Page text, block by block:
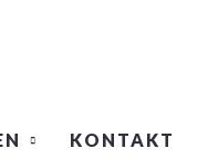
KONTAKT